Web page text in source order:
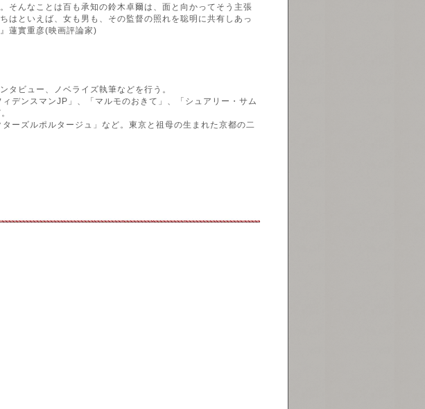
んなことは百も承知の鈴木卓爾は、面と向かってそう主張
はといえば、女も男も、その監督の照れを聡明に共有しあっ
蓮實重彦(映画評論家)
ビュー、ノベライズ執筆などを行う。
デンスマンJP」、「マルモのおきて」、「シュアリー・サム
ーズルポルタージュ」など。東京と祖母の生まれた京都の二